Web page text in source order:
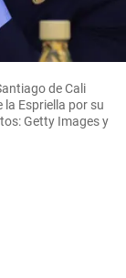
de Cali
la Espriella por su
Getty Images y